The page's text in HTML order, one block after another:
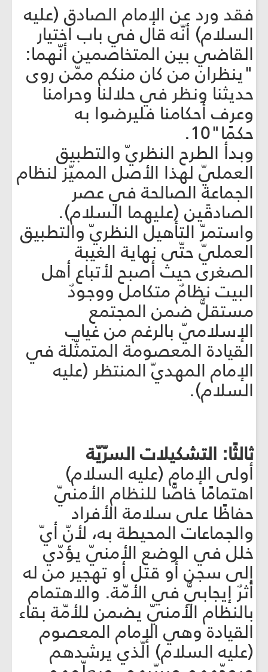
فقد ورد عن الإمام الصادق (عليه
السلام) أنّه قال في باب اختيار
القاضي بين المتخاصمين أنّهما:
"ينظران من كان منكم ممّن روى
حديثنا ونظر في حلالنا وحرامنا
وعرف أحكامنا فليرضوا به
حكمًا"10.
وبدأ الطرح النظريّ والتطبيق
العمليّ لهذا الأصل المميّز لنظام
الجماعة الصالحة في عصر
الصادقَين (عليهما السلام).
واستمرّ التأهيل النظريّ والتطبيق
العمليّ حتّى نهاية الغيبة
الصغرى حيث أصبح لأتباع أهل
البيت نظامٌ متكامل ووجودٌ
مستقلٌّ ضمن المجتمع
الإسلاميّ بالرغم من غياب
القيادة المعصومة المتمثّلة في
الإمام المهديّ المنتظر (عليه
السلام).
ثالثًا: التشكيلات السرّيّة
أولى الإمام (عليه السلام)
اهتمامًا خاصًّا للنظام الأمنيّ
حفاظًا على سلامة الأفراد
والجماعات المحيطة به، لأنّ أيّ
خلل في الوضع الأمنيّ يؤدّي
إلى سجن أو قتل أو تهجير من له
أثرٌ إيجابيٌّ في الأمّة. والاهتمام
بالنظام الأمنيّ يضمن للأمّة بقاء
القيادة وهي الإمام المعصوم
(عليه السلام) الّذي يرشدهم